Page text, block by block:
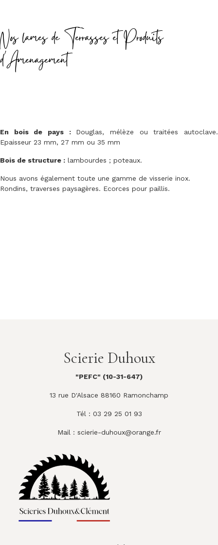
Nos lames de Terrasses et Produits
d'Amenagement
En bois de pays : Douglas, mélèze ou traitées autoclave.
Epaisseur 23 mm, 27 mm ou 35 mm
Bois de structure : lambourdes ; poteaux.
Nous avons également toute une gamme de visserie inox.
Rondins, traverses paysagères. Ecorces pour paillis.
Scierie Duhoux
"PEFC" (10-31-647)
13 rue D'Alsace 88160 Ramonchamp
Tél : 03 29 25 01 93
Mail : scierie-duhoux@orange.fr